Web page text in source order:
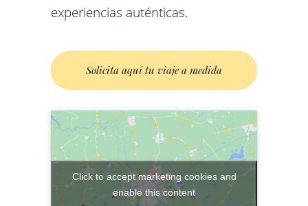
experiencias auténticas.
Solicita aquí tu viaje a medida
Click to accept marketing cookies and
enable this content